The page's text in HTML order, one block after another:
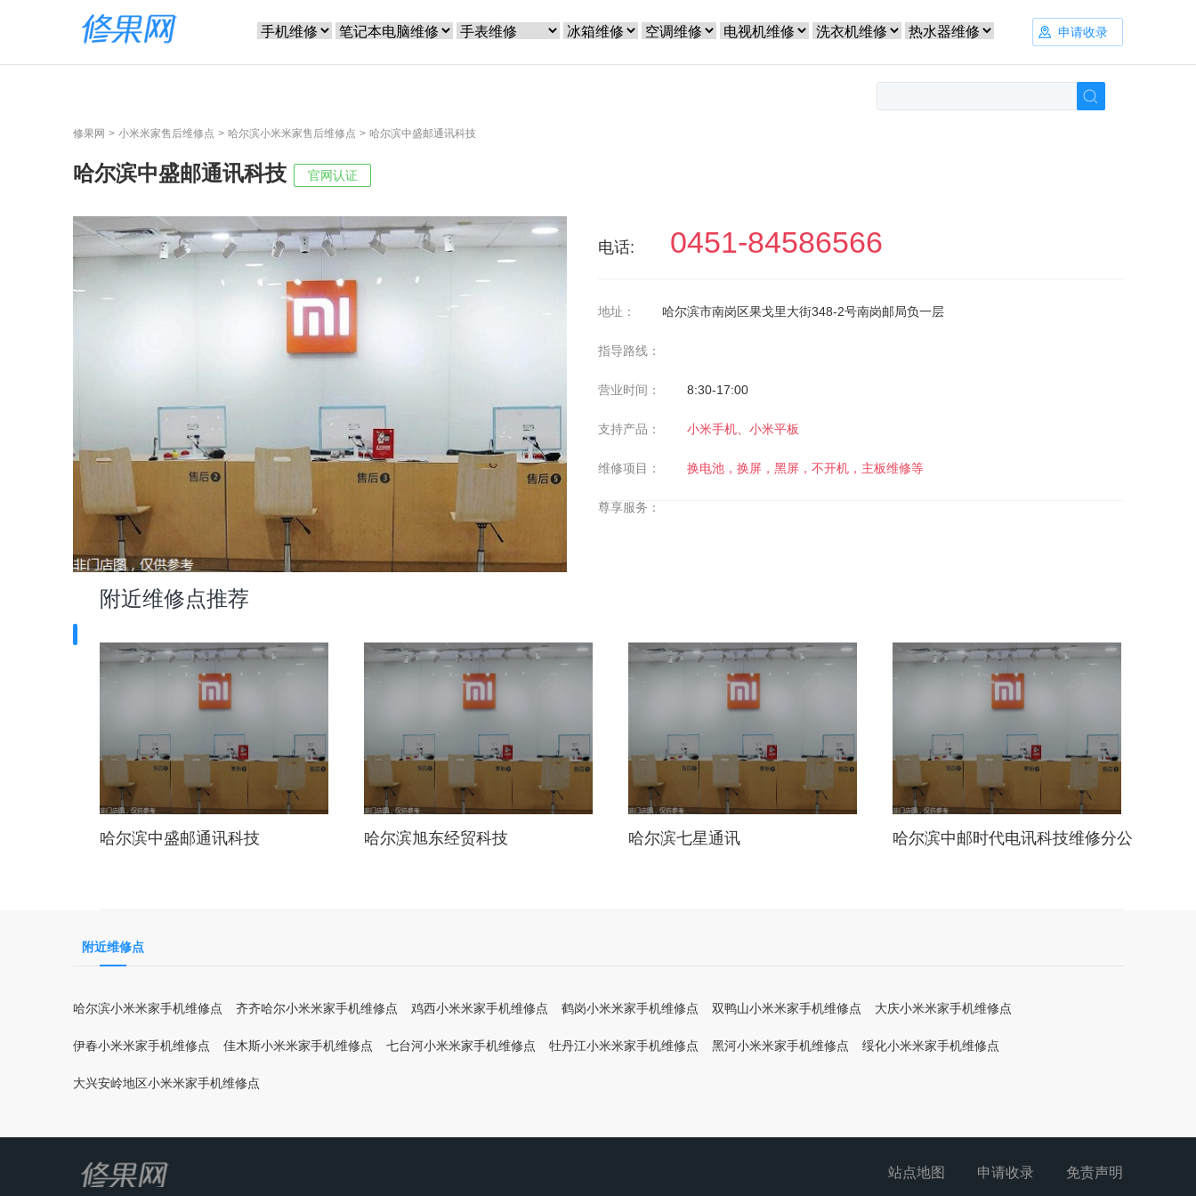
申请收录
修果网 小米米家售后维修点 哈尔滨小米米家售后维修点 哈尔滨中盛邮通讯科技
哈尔滨中盛邮通讯科技 官网认证
电话: 0451-84586566
地址： 哈尔滨市南岗区果戈里大街348-2号南岗邮局负一层
指导路线：
营业时间： 8:30-17:00
支持产品： 小米手机、小米平板
维修项目： 换电池，换屏，黑屏，不开机，主板维修等
尊享服务：
附近维修点推荐
哈尔滨中盛邮通讯科技 哈尔滨旭东经贸科技 哈尔滨七星通讯
哈尔滨中邮时代电讯科技维修分公
附近维修点
哈尔滨小米米家手机维修点 齐齐哈尔小米米家手机维修点 鸡西小米米家手机维修点 鹤岗小米米家手机维修点 双鸭山小米米家手机维修点 大庆小米米家手机维修点
伊春小米米家手机维修点 佳木斯小米米家手机维修点 七台河小米米家手机维修点 牡丹江小米米家手机维修点 黑河小米米家手机维修点 绥化小米米家手机维修点
大兴安岭地区小米米家手机维修点
站点地图 申请收录 免责声明